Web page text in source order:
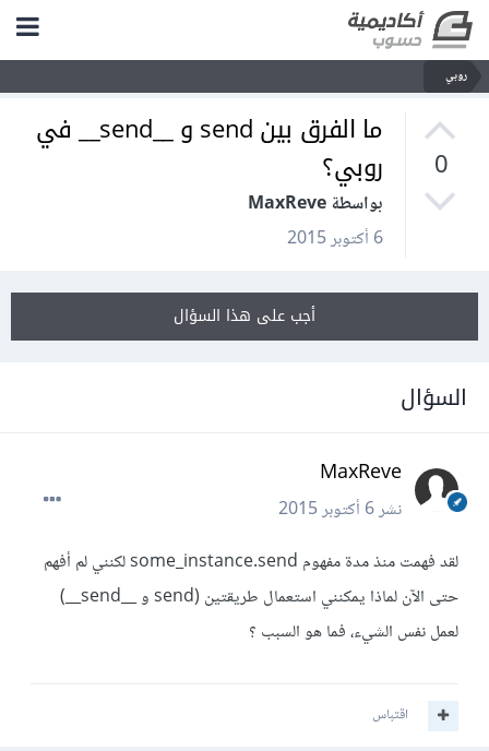
روبي
0
ما الفرق بين send و __send__ في
روبي؟
بواسطة MaxReve
6 أكتوبر 2015
أجب على هذا السؤال
السؤال
MaxReve
نشر6 أكتوبر 2015
لقد فهمت منذ مدة مفهوم some_instance.send لكنني لم أفهم
حتى الآن لماذا يمكنني استعمال طريقتين (send و __send__)
لعمل نفس الشيء، فما هو السبب ؟
اقتباس